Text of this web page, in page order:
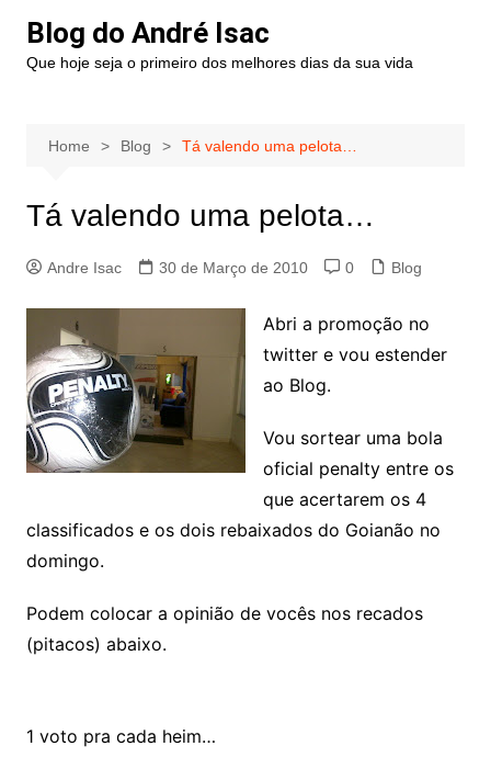
Blog do André Isac
Que hoje seja o primeiro dos melhores dias da sua vida
Home Blog Tá valendo uma pelota…
Tá valendo uma pelota…
Andre Isac 30 de Março de 2010 0 Blog
Abri a promoção no
twitter e vou estender
ao Blog.
Vou sortear uma bola
oficial penalty entre os
que acertarem os 4
classificados e os dois rebaixados do Goianão no
domingo.
Podem colocar a opinião de vocês nos recados
(pitacos) abaixo.
1 voto pra cada heim…